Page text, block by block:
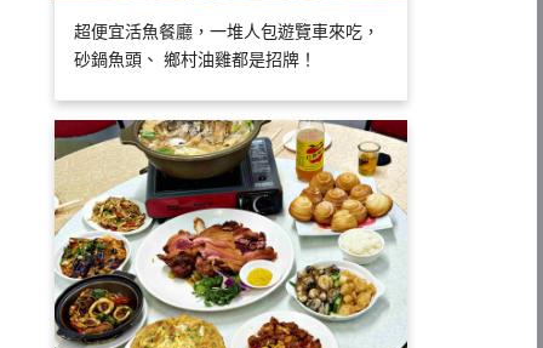
超便宜活魚餐廳，一堆人包遊覽車來吃，
砂鍋魚頭、 鄉村油雞都是招牌！